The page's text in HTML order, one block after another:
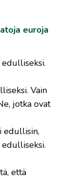
euroja
Vain
jotka ovat
edullisin,
että